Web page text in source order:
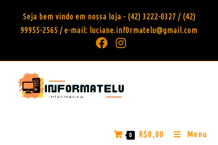
Seja bem vindo em nossa loja - (42) 3222-0327 / (42)
99955-2565 / e-mail: luciane.inf0rmatelu@gmail.com
0 R$0,00 Menu